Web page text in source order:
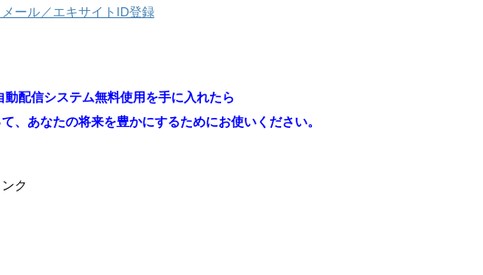
ール／エキサイトID登録
動配信システム無料使用を手に入れたら
、あなたの将来を豊かにするためにお使いください。
ク